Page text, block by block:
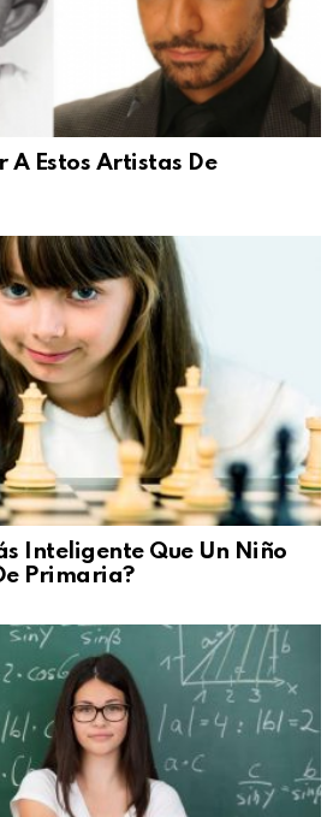
A Estos Artistas De
Inteligente Que Un Niño
Primaria?